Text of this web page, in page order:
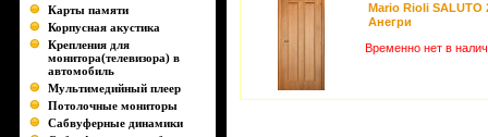
Карты памяти
Корпусная акустика
Крепления для
монитора(телевизора) в
автомобиль
Мультимедийный плеер
Потолочные мониторы
Сабвуферные динамики
Mario Rioli SALUTO
Анегри
Временно нет в